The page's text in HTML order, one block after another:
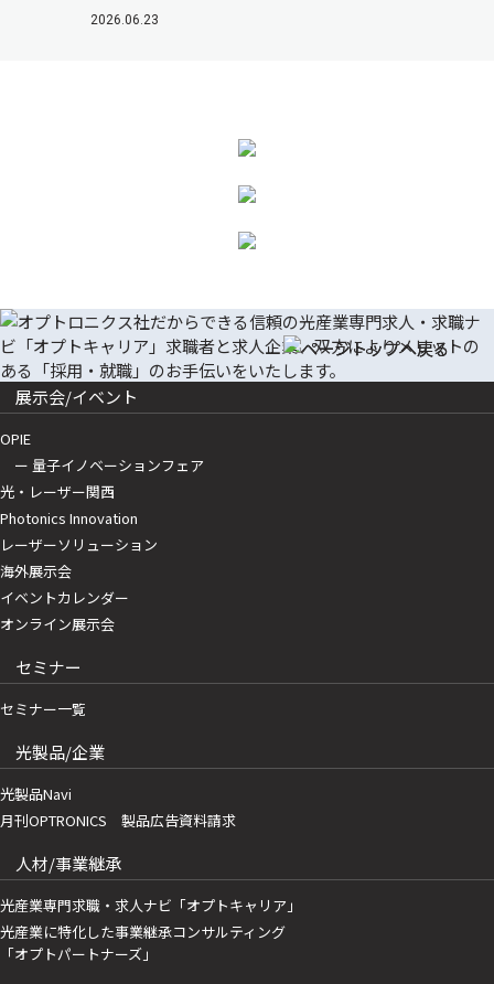
2026.06.23
展示会/イベント
OPIE
ー 量子イノベーションフェア
光・レーザー関西
Photonics Innovation
レーザーソリューション
海外展示会
イベントカレンダー
オンライン展示会
セミナー
セミナー一覧
光製品/企業
光製品Navi
月刊OPTRONICS 製品広告資料請求
人材/事業継承
光産業専門求職・求人ナビ「オプトキャリア」
光産業に特化した事業継承コンサルティング
「オプトパートナーズ」